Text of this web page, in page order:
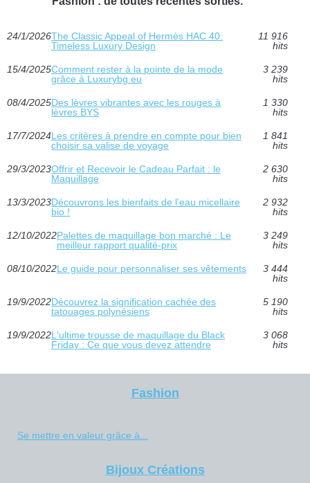
24/1/2026The Classic Appeal of Hermès HAC 40:
Timeless Luxury Design
11 916
hits
15/4/2025Comment rester à la pointe de la mode
grâce à Luxurybg.eu
3 239
hits
08/4/2025Des lèvres vibrantes avec les rouges à
lèvres BYS
1 330
hits
17/7/2024Les critères à prendre en compte pour bien
choisir sa valise de voyage
1 841
hits
29/3/2023Offrir et Recevoir le Cadeau Parfait : le
Maquillage
2 630
hits
13/3/2023Découvrons les bienfaits de l'eau micellaire
bio !
2 932
hits
12/10/2022Palettes de maquillage bon marché : Le
meilleur rapport qualité-prix
3 249
hits
08/10/2022Le guide pour personnaliser ses vêtements
3 444
hits
19/9/2022Découvrez la signification cachée des
tatouages polynésiens
5 190
hits
19/9/2022L'ultime trousse de maquillage du Black
Friday : Ce que vous devez attendre
3 068
hits
Fashion
Se mettre en valeur grâce à...
Bijoux Créations